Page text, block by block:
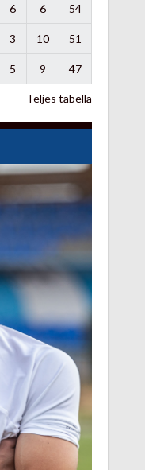
6 6 54
3 10 51
5 9 47
Teljes tabella